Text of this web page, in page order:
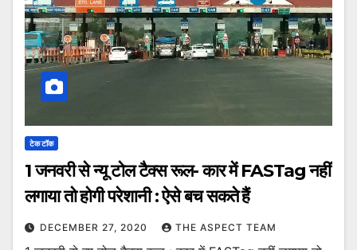
टेक टॉक
1 जनवरी से न्यू टोल टैक्स रूल- कार में FASTag नहीं
लगाया तो होगी परेशानी : ऐसे बच सकते हैं
DECEMBER 27, 2020 THE ASPECT TEAM